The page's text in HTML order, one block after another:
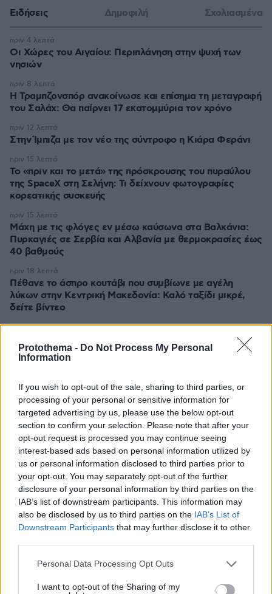
Protothema - Do Not Process My Personal
Information
If you wish to opt-out of the sale, sharing to third parties, or
processing of your personal or sensitive information for
targeted advertising by us, please use the below opt-out
section to confirm your selection. Please note that after your
opt-out request is processed you may continue seeing
interest-based ads based on personal information utilized by
us or personal information disclosed to third parties prior to
your opt-out. You may separately opt-out of the further
disclosure of your personal information by third parties on the
IAB’s list of downstream participants. This information may
also be disclosed by us to third parties on the IAB’s List of
Downstream Participants that may further disclose it to other
Please note that this website/app uses one or more Google
not limited to your visit or usage behaviour. You may click to
Personal Data Processing Opt Outs
I want to opt-out of the Sharing of my
Ειδήσεις Δημοφιλή Σχολιασμένα
Οι Xώρες του Αιγαίου: Περιπλάνηση στην ψυχή των
νησιών
πριν 4 λεπτά
Η Τραμπζονσπόρ ανακοίνωσε και επίσημα τη μεταγραφή
του Σαλάχ: Θα παίρνει 17 εκατομμύρια τον χρόνο
πριν 8 λεπτά
Στην Ίμπιζα με τον νέο της σύντροφο η Κιάρα Φεράνι
πριν 12 λεπτά
Το «πριν και το μετά» της πρόσκρουσης του πυραύλου
της SpaceX στη Σελήνη: Τι δείχνουν φωτογραφίες
κορεατικής συσκευής
πριν 15 λεπτά
Μάχη με τις φλόγες εν μέσω καύσωνα στα Βαλκάνια:
Πυρκαγιές σε Σερβία και Αλβανία με θερμοκρασίες έως
40 βαθμούς
πριν 15 λεπτά
Πέθανε το άσπρο κουτάβι που συμβίωνε με αγέλη
λύκων στην Κεντρική Μακεδονία: Καλό ταξίδι μικρέ,
δείτε βίντεο
πριν 18 λεπτά
Συνελήφθη αστυνομικός για επικίνδυνη οδήγηση και
απείθεια
πριν 25 λεπτά
Δημήτρης Ξανθάκης: Η γνήσια λαϊκή φωνή, οι
συνεργασίες, τα κορυφαία του τραγούδια, γιατί δεν
έκανε καριέρα σε μεγάλες πίστες
Οι πρώτες δηλώσεις του Λιβάι Γκαρσία: «Με έπεισαν ο
προπονητής και ο τεχνικός διευθυντής του
Παναθηναϊκού», βίντεο
πριν 26 λεπτά
Αυτά είναι τα σημάδια που δείχνουν ότι ο σκύλος σας
είναι παραμελημένος
πριν 27 λεπτά
ΔΕΙΤΕ ΟΛΕΣ ΤΙΣ ΕΙΔΗΣΕΙΣ